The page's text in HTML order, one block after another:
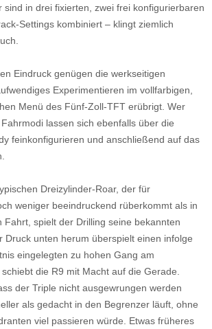
sind in drei fixierten, zwei frei konfigurierbaren
Settings kombiniert – klingt ziemlich
Eindruck genügen die werkseitigen
Experimentieren im vollfarbigen,
Menü des Fünf-Zoll-TFT erübrigt. Wer
lassen sich ebenfalls über die
feinkonfigurieren und anschließend auf das
Dreizylinder-Roar, der für
weniger beeindruckend rüberkommt als in
Fahrt, spielt der Drilling seine bekannten
Druck unten herum überspielt einen infolge
eingelegten zu hohen Gang am
die R9 mit Macht auf die Gerade.
der Triple nicht ausgewrungen werden
als gedacht in den Begrenzer läuft, ohne
viel passieren würde. Etwas früheres